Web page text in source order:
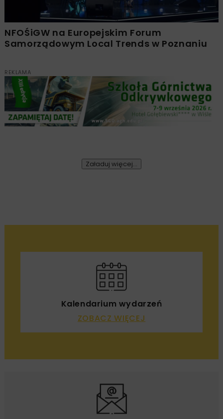
NFOŚiGW na Europejskim Forum
Samorządowym Local Trends w Poznaniu
REKLAMA
Załaduj więcej...
Kalendarium wydarzeń
ZOBACZ WIĘCEJ